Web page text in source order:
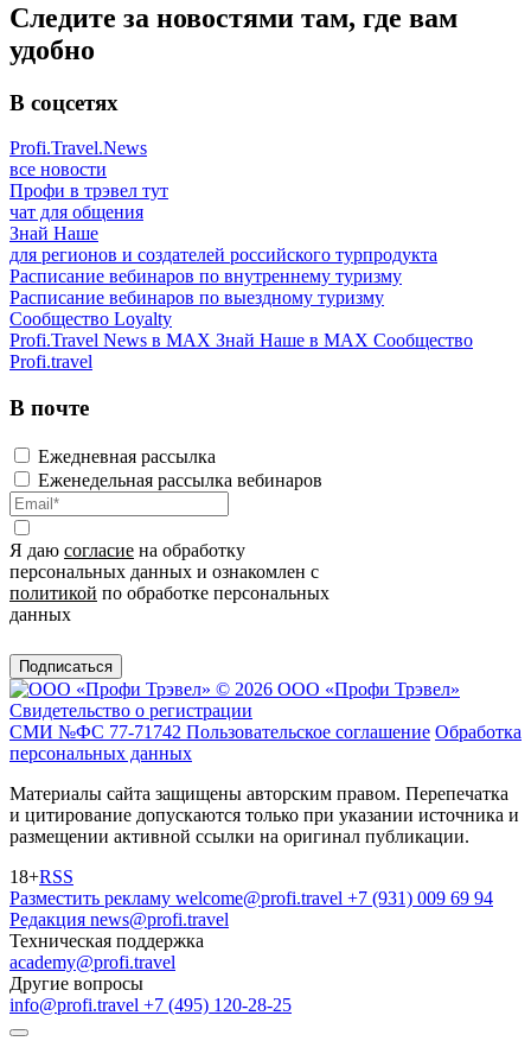
Следите за новостями там, где вам
удобно
В соцсетях
Profi.Travel.News
все новости
Профи в трэвел тут
чат для общения
Знай Наше
для регионов и создателей российского турпродукта
Расписание вебинаров по внутреннему туризму
Расписание вебинаров по выездному туризму
Сообщество Loyalty
Profi.Travel News в MAX Знай Наше в MAX Сообщество
Profi.travel
В почте
Ежедневная рассылка
Еженедельная рассылка вебинаров
Я даю согласие на обработку
персональных данных и ознакомлен с
политикой по обработке персональных
данных
Подписаться
© 2026 ООО «Профи Трэвeл»
Свидетельство о регистрации
СМИ №ФС 77-71742 Пользовательское соглашение Обработка
персональных данных
Материалы сайта защищены авторским правом. Перепечатка
и цитирование допускаются только при указании источника и
размещении активной ссылки на оригинал публикации.
18+RSS
Разместить рекламу welcome@profi.travel +7 (931) 009 69 94
Редакция news@profi.travel
Техническая поддержка
academy@profi.travel
Другие вопросы
info@profi.travel +7 (495) 120-28-25